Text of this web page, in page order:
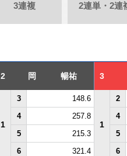
3連複 2連単・2連
2 岡 暢祐 3
1
3 148.6
1
2
4 257.8
4
5 215.3
5
6 321.4 6